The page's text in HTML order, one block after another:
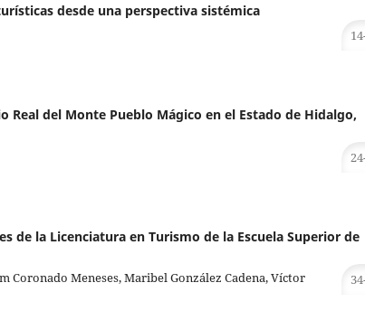
desde una perspectiva sistémica
del Monte Pueblo Mágico en el Estado de Hidalgo,
de la Licenciatura en Turismo de la Escuela Superior de
Coronado Meneses, Maribel González Cadena, Víctor